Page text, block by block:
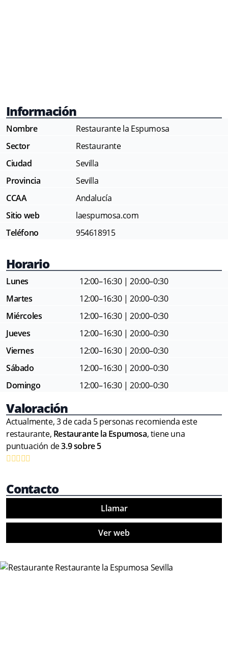
Información
Nombre
Restaurante la Espumosa
Sector
Restaurante
Ciudad
Sevilla
Provincia
Sevilla
CCAA
Andalucía
Sitio web
laespumosa.com
Teléfono
954618915
Horario
Lunes
12:00–16:30 | 20:00–0:30
Martes
12:00–16:30 | 20:00–0:30
Miércoles
12:00–16:30 | 20:00–0:30
Jueves
12:00–16:30 | 20:00–0:30
Viernes
12:00–16:30 | 20:00–0:30
Sábado
12:00–16:30 | 20:00–0:30
Domingo
12:00–16:30 | 20:00–0:30
Valoración
Actualmente, 3 de cada 5 personas recomienda este
restaurante, Restaurante la Espumosa, tiene una
puntuación de3.9 sobre 5
Contacto
Llamar
Ver web